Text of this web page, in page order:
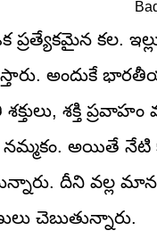
ప్రత్యేకమైన కల.
అందుకే
శక్తి
నమ్మకం. అయితే
దీని వల్ల
చెబుతున్నారు.